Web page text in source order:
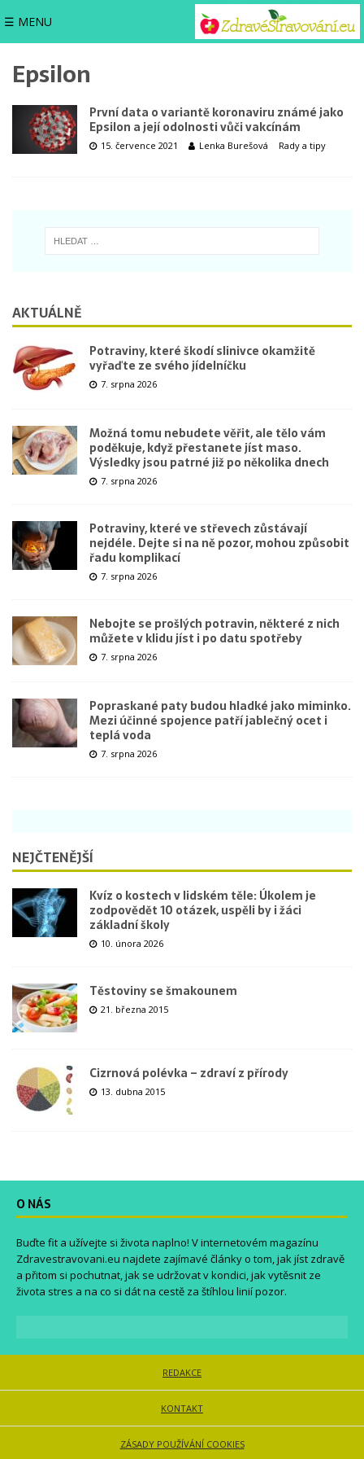
☰ MENU
Epsilon
První data o variantě koronaviru známé jako
Epsilon a její odolnosti vůči vakcínám
15. července 2021 Lenka Burešová Rady a tipy
AKTUÁLNĚ
Potraviny, které škodí slinivce okamžitě
vyřaďte ze svého jídelníčku
7. srpna 2026
Možná tomu nebudete věřit, ale tělo vám
poděkuje, když přestanete jíst maso.
Výsledky jsou patrné již po několika dnech
7. srpna 2026
Potraviny, které ve střevech zůstávají
nejdéle. Dejte si na ně pozor, mohou způsobit
řadu komplikací
7. srpna 2026
Nebojte se prošlých potravin, některé z nich
můžete v klidu jíst i po datu spotřeby
7. srpna 2026
Popraskané paty budou hladké jako miminko.
Mezi účinné spojence patří jablečný ocet i
teplá voda
7. srpna 2026
NEJČTENĚJŠÍ
Kvíz o kostech v lidském těle: Úkolem je
zodpovědět 10 otázek, uspěli by i žáci
základní školy
10. února 2026
Těstoviny se šmakounem
21. března 2015
Cizrnová polévka – zdraví z přírody
13. dubna 2015
O NÁS
Buďte fit a užívejte si života naplno! V internetovém magazínu
Zdravestravovani.eu najdete zajímavé články o tom, jak jíst zdravě
a přitom si pochutnat, jak se udržovat v kondici, jak vytěsnit ze
života stres a na co si dát na cestě za štíhlou linií pozor.
REDAKCE
KONTAKT
ZÁSADY POUŽÍVÁNÍ COOKIES